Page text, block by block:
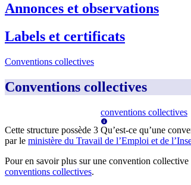
Annonces et observations
Labels et certificats
Conventions collectives
Conventions collectives
Cette structure possède 3
conventions collectives
Qu’est-ce qu’une
par le ministère du Travail de l’Emploi et de
Pour en savoir plus sur une convention
conventions collectives.